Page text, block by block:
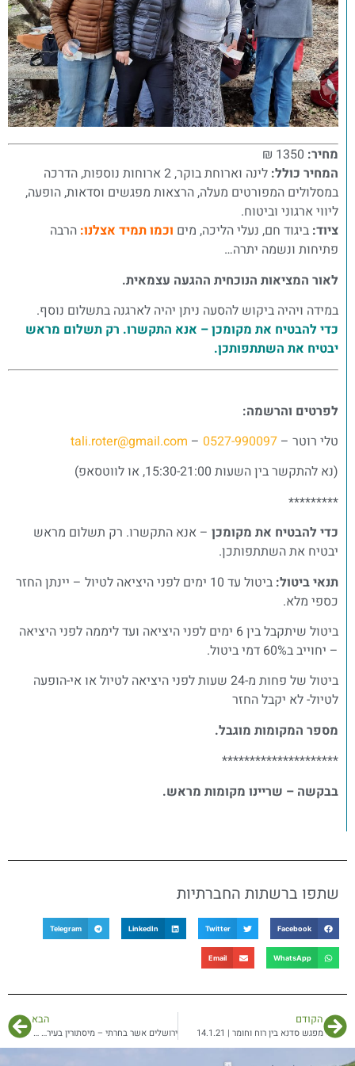
מחיר:
המחיר כולל:
לינה וארוחת בוקר, 2 ארוחות נוספות, הדרכה
במסלולים המפורטים מעלה, הרצאות מפגשים וסדאות, הופעה,
ליווי ארגוני וביטוח.
ציוד: ביגוד חם, נעלי הליכה, מים וכמו תמיד אצלנו: הרבה
פתיחות ונשמה יתרה…
לאור המציאות הנוכחית ההגעה עצמאית.
במידה ויהיה ביקוש להסעה ניתן יהיה לארגנה בתשלום נוסף.
כדי להבטיח את מקומכן – אנא התקשרו. רק תשלום מראש
יבטיח את השתתפותכן.
לפרטים והרשמה:
טלי רוטר – 0527-990097
–
tali.roter@gmail.com
(נא להתקשר בין השעות 15:30-21:00, או לווטסאפ)
*********
כדי להבטיח את מקומכן – אנא התקשרו. רק תשלום מראש
יבטיח את השתתפותכן.
תנאי ביטול:
ביטול עד 10 ימים לפני היציאה לטיול – יינתן החזר
כספי מלא.
ביטול שיתקבל בין 6 ימים לפני היציאה ועד ליממה לפני היציאה
– יחוייב ב60% דמי ביטול.
ביטול של פחות מ-24 שעות לפני היציאה לטיול או אי-הופעה
לטיול- לא יקבל החזר
מספר המקומות מוגבל.
*********************
בבקשה – שריינו מקומות מראש.
שתפו ברשתות החברתיות
Facebook
Twitter
LinkedIn
Telegram
WhatsApp
Email
הקודם
מפגש סדנא בין רוח וחומר | 14.1.21
הבא
ירושלים אשר בחרתי – מיסתורין בעיר… | 12-13.3.22 (2-3.4.22 – הטיול מלא)